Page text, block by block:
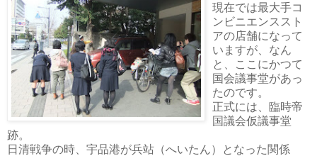
現在では最大手コ
ンビニエンススト
アの店舗になって
いますが、なん
と、ここにかつて
国会議事堂があっ
たのです。
正式には、臨時帝
国議会仮議事堂
跡。
日清戦争の時、宇品港が兵站（へいたん）となった関係